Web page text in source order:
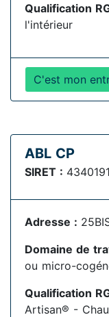
Qualification
l'intérieur
C'est mon
ABL CP
SIRET :
Adresse :
Domaine de
ou micro-
Qualification
Artisan® -